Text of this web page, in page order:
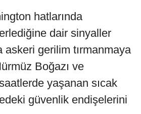
hatlarında
dair sinyaller
askeri gerilim tırmanmaya
Boğazı ve
yaşanan sıcak
güvenlik endişelerini